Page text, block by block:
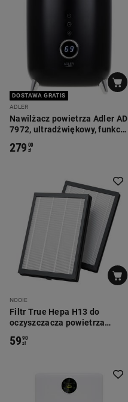
DOSTAWA GRATIS
ADLER
Nawilżacz powietrza Adler AD
7972, ultradźwiękowy, funkcja
279 00
zł
NOOIE
Filtr True Hepa H13 do
oczyszczacza powietrza
5990
zł